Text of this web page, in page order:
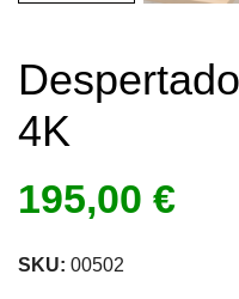
4K
195,00 €
SKU: 00502